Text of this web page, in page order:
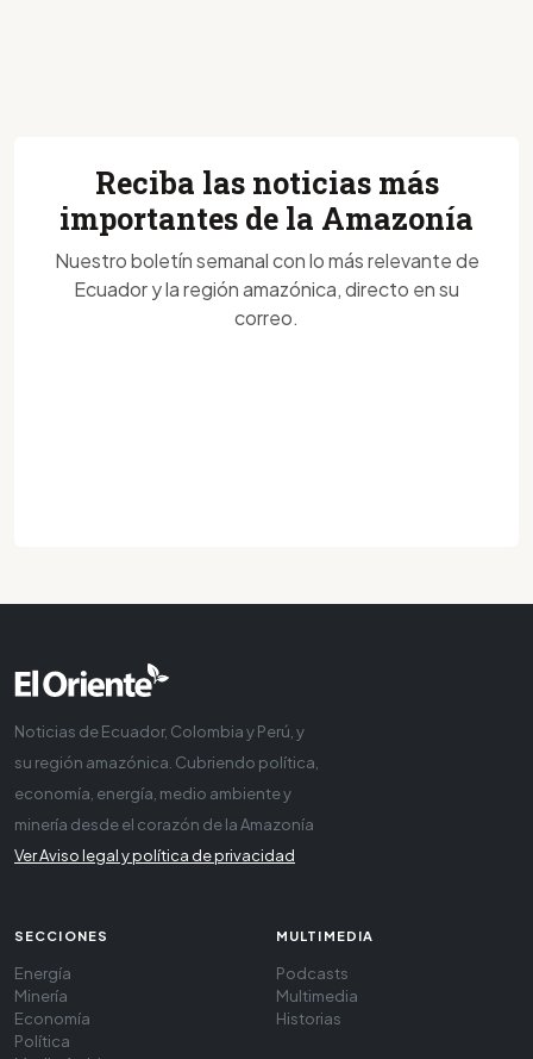
Reciba las noticias más
importantes de la Amazonía
Nuestro boletín semanal con lo más relevante de
Ecuador y la región amazónica, directo en su
correo.
Noticias de Ecuador, Colombia y Perú, y
su región amazónica. Cubriendo política,
economía, energía, medio ambiente y
minería desde el corazón de la Amazonía
Ver Aviso legal y política de privacidad
SECCIONES
Energía
Minería
Economía
Política
MULTIMEDIA
Podcasts
Multimedia
Historias